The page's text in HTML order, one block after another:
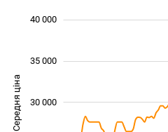
Середня ціна 20 000
40 000
30 000
35 000